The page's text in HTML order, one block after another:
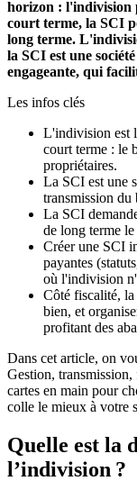
horizon : l'indivision
court terme, la SCI
long terme.
la SCI est une
engageante, qui
Les infos clés
L'indivision est
court terme : le
propriétaires.
La SCI est une
transmission du
La SCI
de long terme
Créer une SCI
payantes
où l'indivision
Côté fiscalité,
bien, et
profitant des
Dans cet article, on
Gestion,
cartes en main pour
colle le mieux à votre
Quelle est la
l’indivision ?